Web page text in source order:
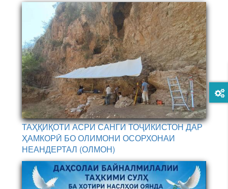
ТАҲҚИҚОТИ АСРИ САНГИ ТОҶИКИСТОН ДАР
ҲАМКОРӢ БО ОЛИМОНИ ОСОРХОНАИ
НЕАНДЕРТАЛ (ОЛМОН)